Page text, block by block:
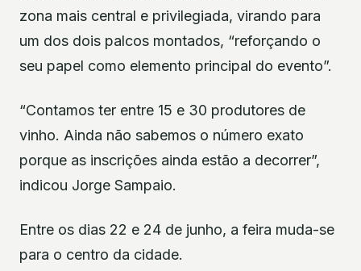
zona mais central e privilegiada, virando para
um dos dois palcos montados, “reforçando o
seu papel como elemento principal do evento”.
“Contamos ter entre 15 e 30 produtores de
vinho. Ainda não sabemos o número exato
porque as inscrições ainda estão a decorrer”,
indicou Jorge Sampaio.
Entre os dias 22 e 24 de junho, a feira muda-se
para o centro da cidade.